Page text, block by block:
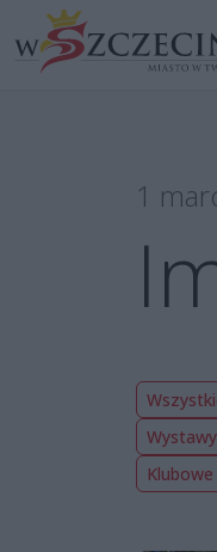
1
Wystawy
Klubowe